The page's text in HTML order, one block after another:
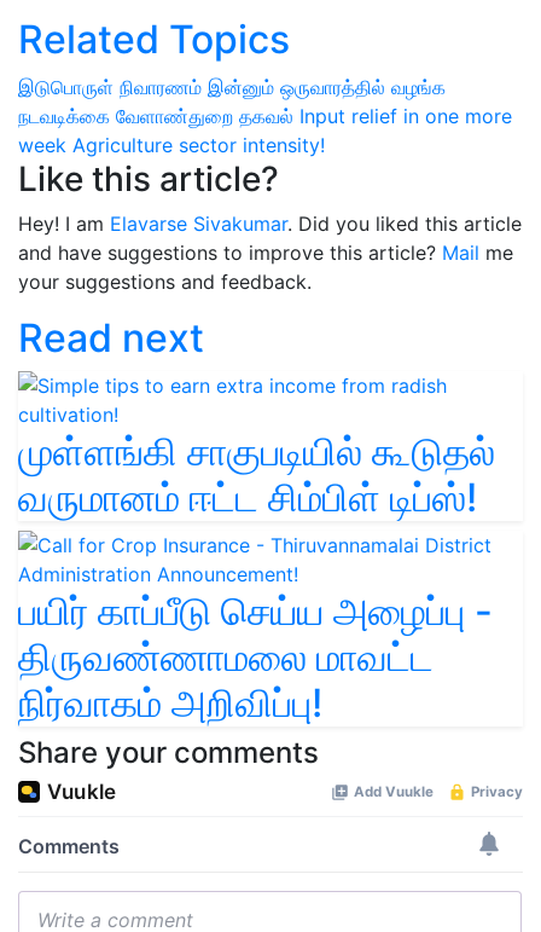
Related Topics
இடுபொருள் நிவாரணம் இன்னும் ஒருவாரத்தில் வழங்க
நடவடிக்கை வேளாண்துறை தகவல் Input relief in one more
week Agriculture sector intensity!
Like this article?
Hey! I am Elavarse Sivakumar. Did you liked this article
and have suggestions to improve this article? Mail me
your suggestions and feedback.
Read next
முள்ளங்கி சாகுபடியில் கூடுதல்
வருமானம் ஈட்ட சிம்பிள் டிப்ஸ்!
பயிர் காப்பீடு செய்ய அழைப்பு -
திருவண்ணாமலை மாவட்ட
நிர்வாகம் அறிவிப்பு!
Share your comments